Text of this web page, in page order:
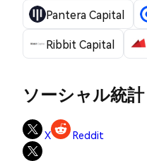
Pantera Capital
Ribbit Capital
ソーシャル統計
X Reddit